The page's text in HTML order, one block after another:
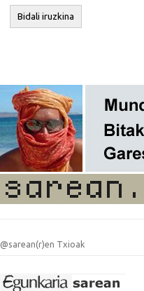
@sarean(r)en Txioak